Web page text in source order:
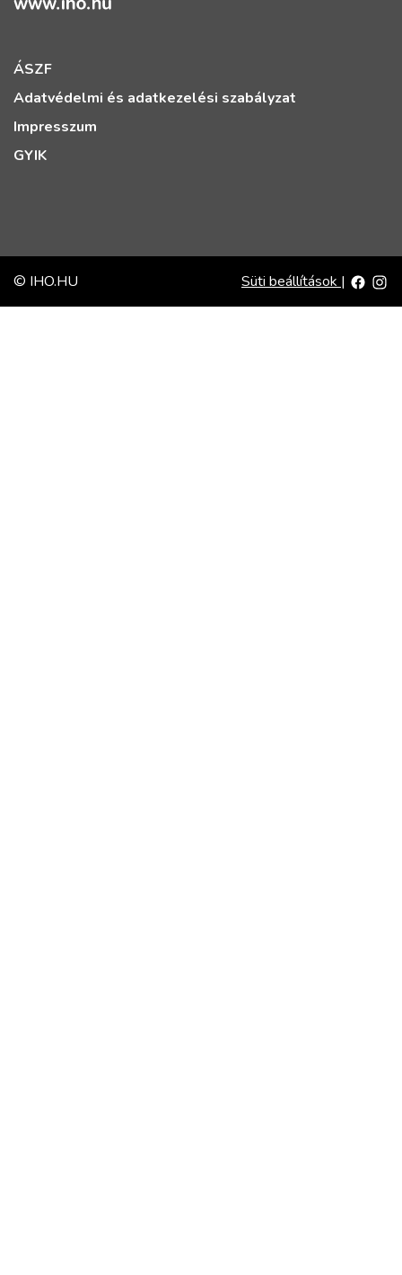
ÁSZF
Adatvédelmi és adatkezelési szabályzat
Impresszum
GYIK
© IHO.HU Süti beállítások |